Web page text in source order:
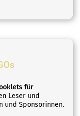
für
Leser und
und Sponsorinnen.